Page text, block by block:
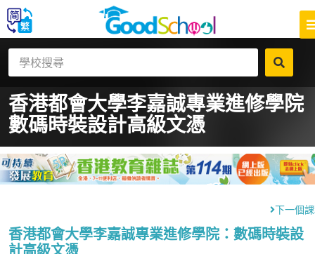
香港都會大學李嘉誠專業進修學院
數碼時裝設計高級文憑
下一個
香港都會大學李嘉誠專業進修學院：數碼時裝設
計高級文憑